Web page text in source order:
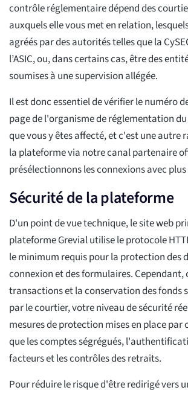
contrôle réglementaire dépend des
auxquels elle vous met en relation,
agréés par des autorités telles que la
l’ASIC, ou, dans certains cas, être des
soumises à une supervision allégée.
Il est donc essentiel de vérifier le numéro
page de l'organisme de réglementation
que vous y êtes affecté, et c'est une autre
la plateforme via notre canal partenaire
présélectionnons les connexions avec
Sécurité de la plateforme
D'un point de vue technique, le site web
plateforme Grevial utilise le protocole
le minimum requis pour la protection des
connexion et des formulaires. Cependant,
transactions et la conservation des fonds
par le courtier, votre niveau de sécurité
mesures de protection mises en place par
que les comptes ségrégués,
facteurs et les contrôles des retraits.
Pour réduire le risque d'être redirigé vers